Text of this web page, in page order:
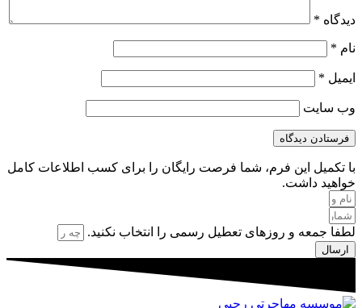
دیدگاه *
نام *
ایمیل *
وب‌ سایت
با تکمیل این فرم، شما فرصت رایگان را برای کسب اطلاعات کامل
خواهید داشت.
لطفا جمعه و روزهای تعطیل رسمی را انتخاب نکنید.
ارسال